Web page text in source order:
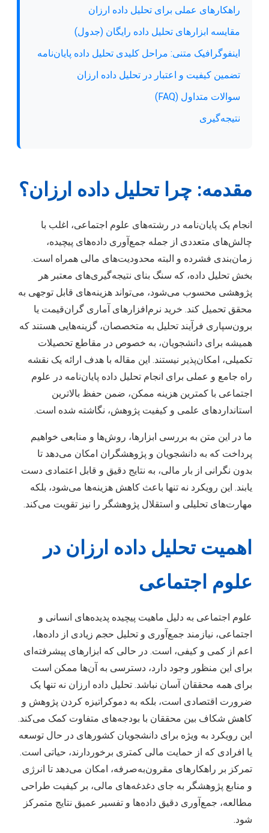
راهکارهای عملی برای تحلیل داده ارزان
مقایسه ابزارهای تحلیل داده رایگان (جدول)
اینفوگرافیک متنی: مراحل کلیدی تحلیل داده پایان‌نامه
تضمین کیفیت و اعتبار در تحلیل داده ارزان
سوالات متداول (FAQ)
نتیجه‌گیری
مقدمه: چرا تحلیل داده ارزان؟
انجام یک پایان‌نامه در رشته‌های علوم اجتماعی، اغلب با
چالش‌های متعددی از جمله جمع‌آوری داده‌های پیچیده،
زمان‌بندی فشرده و البته محدودیت‌های مالی همراه است.
بخش تحلیل داده، که سنگ بنای نتیجه‌گیری‌های معتبر هر
پژوهشی محسوب می‌شود، می‌تواند هزینه‌های قابل توجهی به
محقق تحمیل کند. خرید نرم‌افزارهای آماری گران‌قیمت یا
برون‌سپاری فرآیند تحلیل به متخصصان، گزینه‌هایی هستند که
همیشه برای دانشجویان، به خصوص در مقاطع تحصیلات
تکمیلی، امکان‌پذیر نیستند. این مقاله با هدف ارائه یک نقشه
راه جامع و عملی برای انجام تحلیل داده پایان‌نامه در علوم
اجتماعی با کمترین هزینه ممکن، ضمن حفظ بالاترین
استانداردهای علمی و کیفیت پژوهش، نگاشته شده است.
ما در این متن به بررسی ابزارها، روش‌ها و منابعی خواهیم
پرداخت که به دانشجویان و پژوهشگران امکان می‌دهد تا
بدون نگرانی از بار مالی، به نتایج دقیق و قابل اعتمادی دست
یابند. این رویکرد نه تنها باعث کاهش هزینه‌ها می‌شود، بلکه
مهارت‌های تحلیلی و استقلال پژوهشگر را نیز تقویت می‌کند.
اهمیت تحلیل داده ارزان در
علوم اجتماعی
علوم اجتماعی به دلیل ماهیت پیچیده پدیده‌های انسانی و
اجتماعی، نیازمند جمع‌آوری و تحلیل حجم زیادی از داده‌ها،
اعم از کمی و کیفی، است. در حالی که ابزارهای پیشرفته‌ای
برای این منظور وجود دارد، دسترسی به آن‌ها ممکن است
برای همه محققان آسان نباشد. تحلیل داده ارزان نه تنها یک
ضرورت اقتصادی است، بلکه به دموکراتیزه کردن پژوهش و
کاهش شکاف بین محققان با بودجه‌های متفاوت کمک می‌کند.
این رویکرد به ویژه برای دانشجویان کشورهای در حال توسعه
یا افرادی که از حمایت مالی کمتری برخوردارند، حیاتی است.
تمرکز بر راهکارهای مقرون‌به‌صرفه، امکان می‌دهد تا انرژی
و منابع پژوهشگر به جای دغدغه‌های مالی، بر کیفیت طراحی
مطالعه، جمع‌آوری دقیق داده‌ها و تفسیر عمیق نتایج متمرکز
شود.